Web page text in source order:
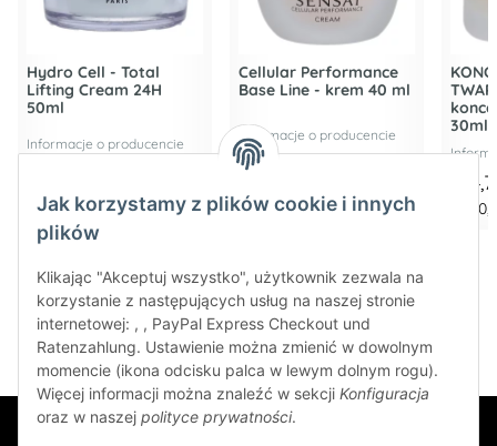
Hydro Cell - Total
Lifting Cream 24H
50ml
Informacje o producencie
967,05 € za 1 l
Cellular Performance
Base Line - krem 40 ml
Informacje o producencie
4.611,25 € za 1 l
30ml
Jak korzystamy z plików cookie i innych
plików
Klikając "Akceptuj wszystko", użytkownik zezwala na
korzystanie z następujących usług na naszej stronie
internetowej: , , PayPal Express Checkout und
Ratenzahlung. Ustawienie można zmienić w dowolnym
momencie (ikona odcisku palca w lewym dolnym rogu).
Więcej informacji można znaleźć w sekcji Konfiguracja
oraz w naszej polityce prywatności.